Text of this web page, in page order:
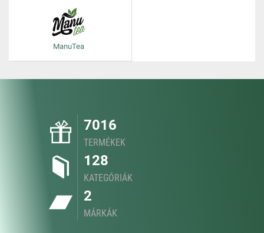
ManuTea
7016
TERMÉKEK
128
KATEGÓRIÁK
2
MÁRKÁK